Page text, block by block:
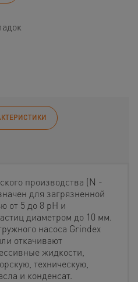
производства (N -
для загрязненной
от 5 до 8 pH и
диаметром до 10 мм.
насоса Grindex
откачивают
жидкости,
техническую,
и конденсат.